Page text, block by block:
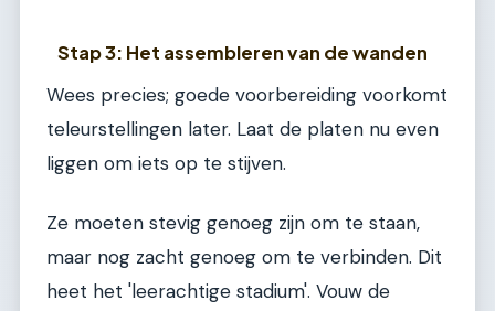
Stap 3: Het assembleren van de wanden
Wees precies; goede voorbereiding voorkomt
teleurstellingen later. Laat de platen nu even
liggen om iets op te stijven.
Ze moeten stevig genoeg zijn om te staan,
maar nog zacht genoeg om te verbinden. Dit
heet het 'leerachtige stadium'. Vouw de